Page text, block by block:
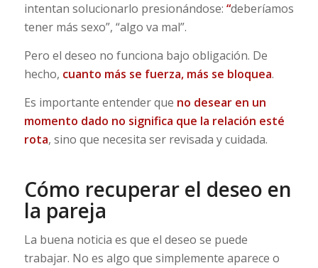
intentan solucionarlo presionándose: “deberíamos
tener más sexo”, “algo va mal”.
Pero el deseo no funciona bajo obligación. De
hecho, cuanto más se fuerza, más se bloquea.
Es importante entender que no desear en un
momento dado no significa que la relación esté
rota, sino que necesita ser revisada y cuidada.
Cómo recuperar el deseo en
la pareja
La buena noticia es que el deseo se puede
trabajar. No es algo que simplemente aparece o